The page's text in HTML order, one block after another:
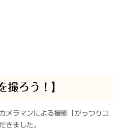
撮ろう！】
メラマンによる撮影「がっつりコ
きました。